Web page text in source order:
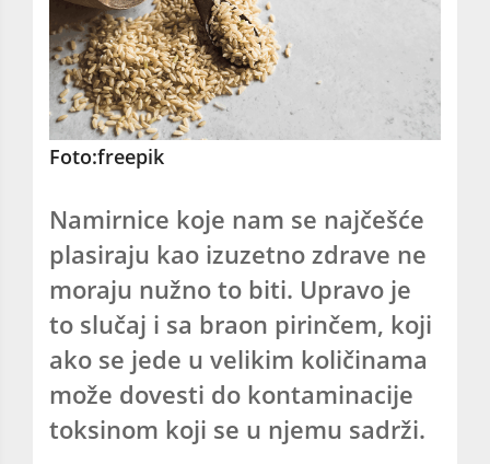
Foto:freepik
Namirnice koje nam se najčešće
plasiraju kao izuzetno zdrave ne
moraju nužno to biti. Upravo je
to slučaj i sa braon pirinčem, koji
ako se jede u velikim količinama
može dovesti do kontaminacije
toksinom koji se u njemu sadrži.